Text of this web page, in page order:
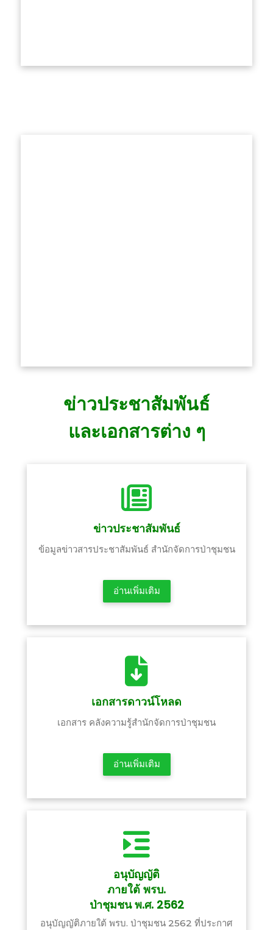
ข่าวประชาสัมพันธ์
และเอกสารต่าง ๆ
ข่าวประชาสัมพันธ์
ข้อมูลข่าวสารประชาสัมพันธ์ สำนักจัดการป่าชุมชน
อ่านเพิ่มเติม
เอกสารดาวน์โหลด
เอกสาร คลังความรู้สำนักจัดการป่าชุมชน
อ่านเพิ่มเติม
อนุบัญญัติ
ภายใต้ พรบ.
ป่าชุมชน พ.ศ. 2562
อนุบัญญัติภายใต้ พรบ. ป่าชุมชน 2562 ที่ประกาศ